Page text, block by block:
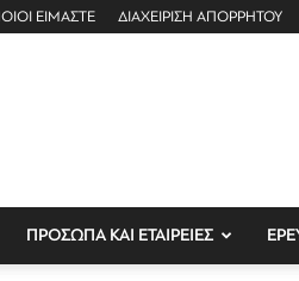
ΕΙΜΑΣΤΕ ΔΙΑΧΕΙΡΙΣΗ ΑΠΟΡΡΗΤΟΥ
ΠΡΟΣΩΠΑ ΚΑΙ ΕΤΑΙΡΕΙΕΣ